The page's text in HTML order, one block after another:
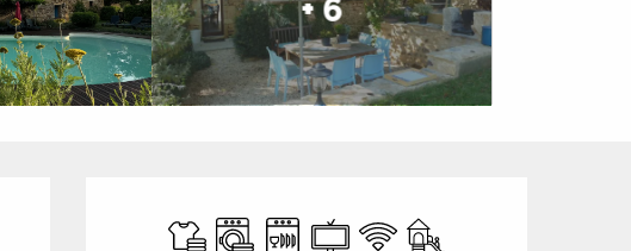
+ 6
Ouverture et
Draps et linge
Lave lingeLave vaisselle
Télévision
WiFi Jeux pour enfants /